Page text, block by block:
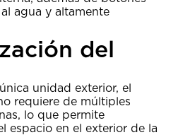
agua y altamente
del
unidad exterior, el
requiere de múltiples
lo que permite
espacio en el exterior de la